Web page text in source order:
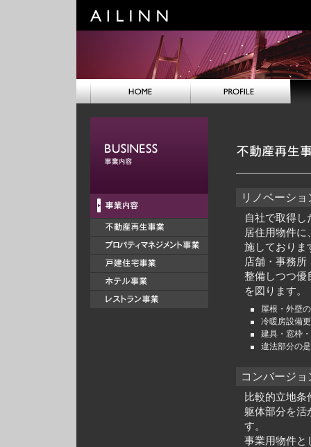
リノベーショ
自社で取得
居住用物件
施しておりま
店舗・事務
整備しつつ優
を図ります。
屋根・外壁
冷暖房設備
建具・窓枠
違法部分の
コンバージョ
比較的立地
躯体部分を活
す。
事業用物件と